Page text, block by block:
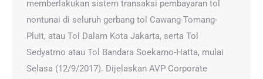
memberlakukan sistem transaksi pembayaran tol
nontunai di seluruh gerbang tol Cawang-Tomang-
Pluit, atau Tol Dalam Kota Jakarta, serta Tol
Sedyatmo atau Tol Bandara Soekarno-Hatta, mulai
Selasa (12/9/2017). Dijelaskan AVP Corporate